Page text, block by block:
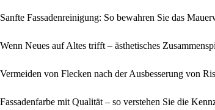
Sanfte Fassadenreinigung: So bewahren Sie das
Wenn Neues auf Altes trifft – ästhetisches
Vermeiden von Flecken nach der Ausbesserung von
Fassadenfarbe mit Qualität – so verstehen Sie die